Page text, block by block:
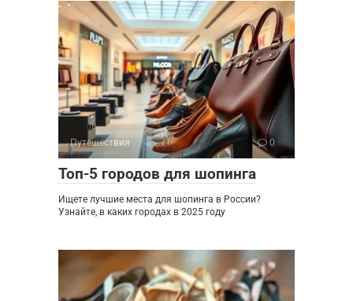
Путешествия 0
Топ-5 городов для шопинга
Ищете лучшие места для шопинга в России?
Узнайте, в каких городах в 2025 году